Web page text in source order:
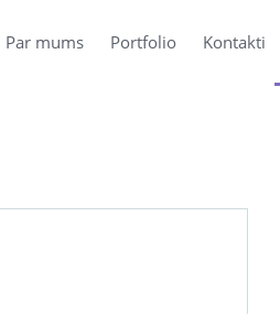
Par mums Portfolio Kontakti